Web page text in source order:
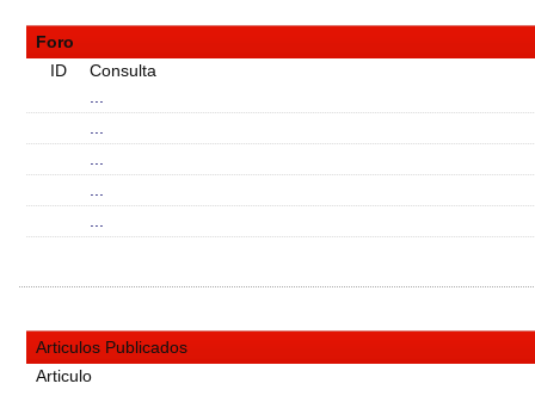
Foro
ID
Consulta
Articulos Publicados
Articulo